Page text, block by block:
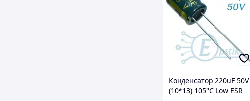
Конденсатор 220uF 50V
(10*13) 105°C Low ESR